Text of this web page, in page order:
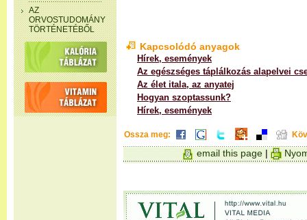
AZ
ORVOSTUDOMÁNY
TÖRTÉNETÉBŐL
Kapcsolódó anyagok
Hírek, események
Az egészséges táplálkozás alapelvei
Az élet itala, az anyatej
Hogyan szoptassunk?
Hírek, események
Ossza meg:
email this page |